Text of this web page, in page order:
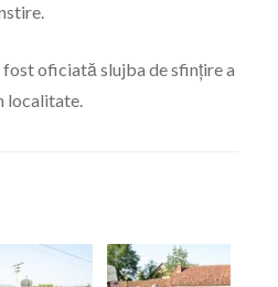
oficiată slujba de sfințire a
localitate.